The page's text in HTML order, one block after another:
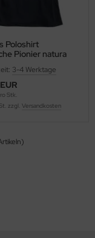
Poloshirt
Pionier natura
3-4 Werktage
Stk.
zzgl. Versandkosten